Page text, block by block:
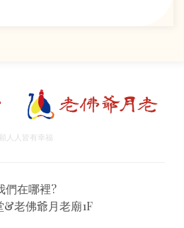
願人人皆有幸福
們在哪裡?
&老佛爺月老廟1F